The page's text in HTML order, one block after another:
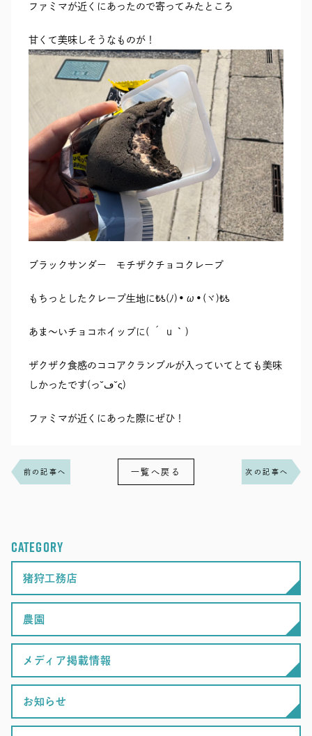
ファミマが近くにあったので寄ってみたところ
甘くて美味しそうなものが！
ブラックサンダー モチザクチョコクレープ
もちっとしたクレープ生地に₺ƾ(ﾉ)•ω•(ヾ)₺ƾ
あま〜いチョコホイップに( ´ ｕ ` )
ザクザク食感のココアクランブルが入っていてとても美味
しかったです(っ˘ڡ˘ς)
ファミマが近くにあった際にぜひ！
前の記事へ 一覧へ戻る 次の記事へ
CATEGORY
猪狩工務店
農園
メディア掲載情報
お知らせ